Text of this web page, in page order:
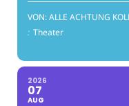
VON: ALLE ACHTUNG
: Theater
2026
07
AUG